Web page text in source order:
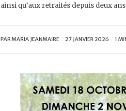
ainsi qu’aux retraités depuis deux
PAR MARIA JEANMAIRE 27 JANVIER 2026 1